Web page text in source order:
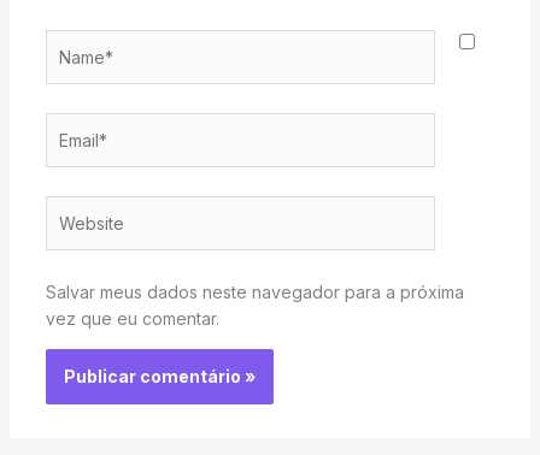
Salvar meus dados neste navegador para a próxima
vez que eu comentar.